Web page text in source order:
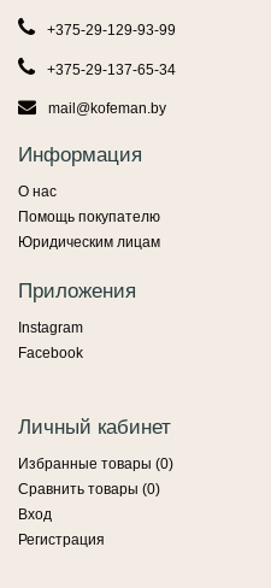
+375-29-129-93-99
+375-29-137-65-34
mail@kofeman.by
Информация
О нас
Помощь покупателю
Юридическим лицам
Приложения
Instagram
Facebook
Личный кабинет
Избранные товары (0)
Сравнить товары (0)
Вход
Регистрация